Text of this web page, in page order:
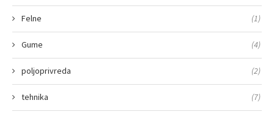
Felne (1)
Gume (4)
poljoprivreda (2)
tehnika (7)